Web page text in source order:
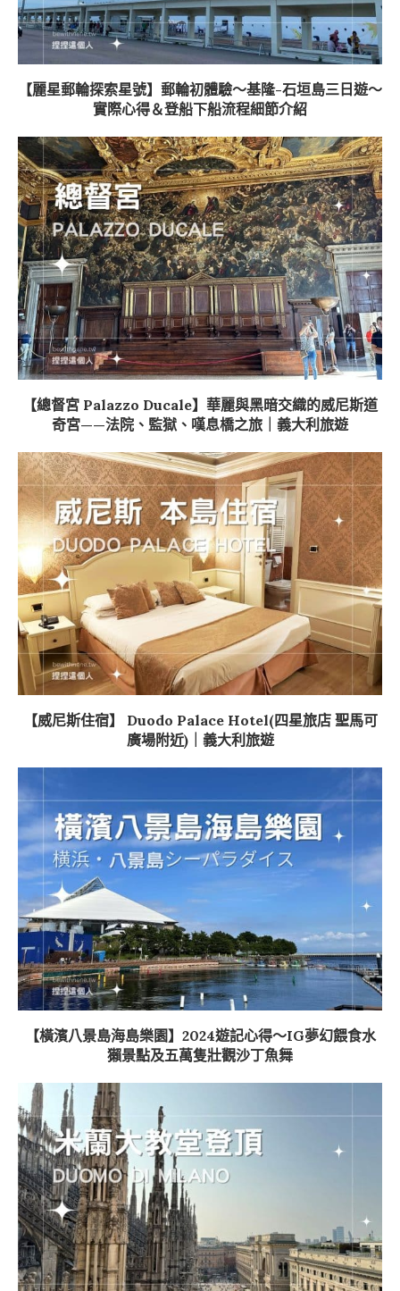
【麗星郵輪探索星號】郵輪初體驗～基隆-石垣島三日遊～
實際心得＆登船下船流程細節介紹
【總督宮 Palazzo Ducale】華麗與黑暗交織的威尼斯道
奇宮——法院、監獄、嘆息橋之旅｜義大利旅遊
【威尼斯住宿】 Duodo Palace Hotel(四星旅店 聖馬可
廣場附近)｜義大利旅遊
【橫濱八景島海島樂園】2024遊記心得～IG夢幻餵食水
獺景點及五萬隻壯觀沙丁魚舞